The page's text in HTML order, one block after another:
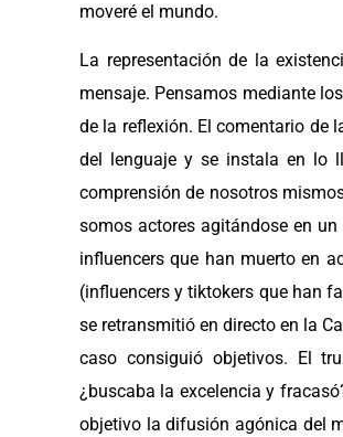
moveré el mundo.
La representación de la
mensaje. Pensamos mediante
de la reflexión. El comentario de
del lenguaje y se instala en lo
comprensión de nosotros
somos actores agitándose en
influencers que han muerto en
(influencers y tiktokers que han
se retransmitió en directo en la
caso consiguió objetivos. El
¿buscaba la excelencia y
objetivo la difusión agónica del